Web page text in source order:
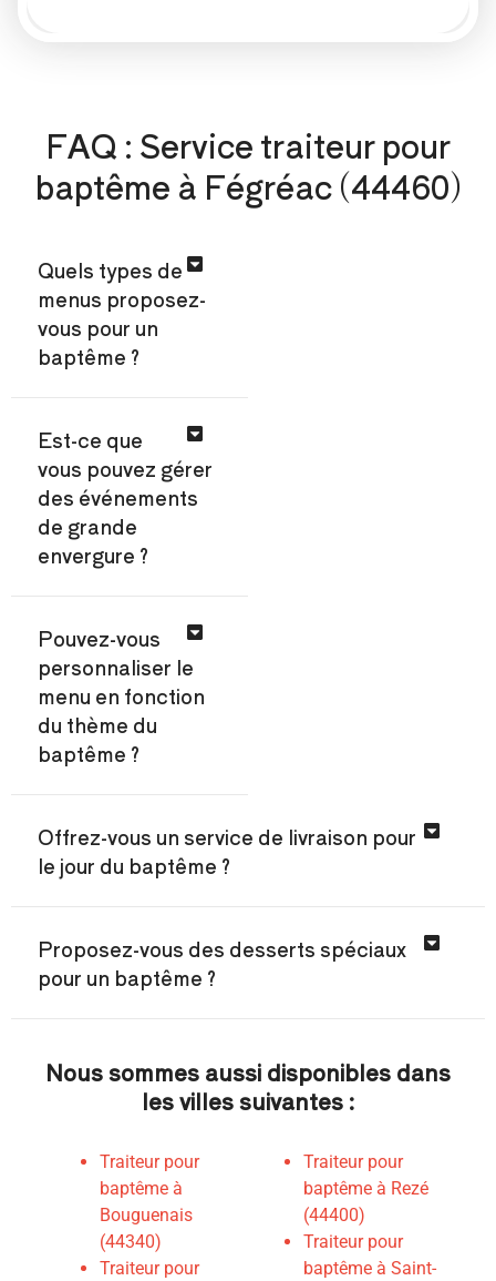
FAQ : Service traiteur pour
baptême à Fégréac (44460)
Quels types de
menus proposez-
vous pour un
baptême ?
Est-ce que
vous pouvez gérer
des événements
de grande
envergure ?
Pouvez-vous
personnaliser le
menu en fonction
du thème du
baptême ?
Offrez-vous un service de livraison pour
le jour du baptême ?
Proposez-vous des desserts spéciaux
pour un baptême ?
Nous sommes aussi disponibles dans
les villes suivantes :
Traiteur pour
baptême à
Bouguenais
(44340)
Traiteur pour
Traiteur pour
baptême à Rezé
(44400)
Traiteur pour
baptême à Saint-